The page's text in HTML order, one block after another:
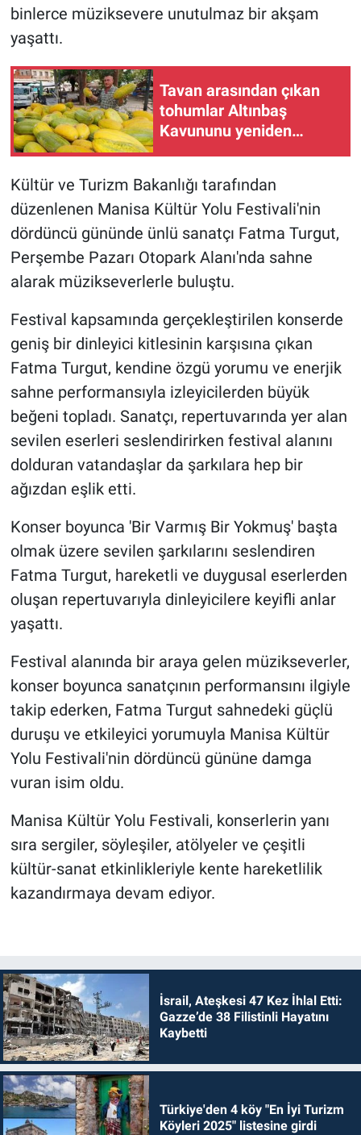
binlerce müziksevere unutulmaz bir akşam
yaşattı.
Tavan arasından çıkan
tohumlar Altınbaş
Kavununu yeniden
Kültür ve Turizm Bakanlığı tarafından
düzenlenen Manisa Kültür Yolu Festivali'nin
dördüncü gününde ünlü sanatçı Fatma Turgut,
Perşembe Pazarı Otopark Alanı'nda sahne
alarak müzikseverlerle buluştu.
Festival kapsamında gerçekleştirilen konserde
geniş bir dinleyici kitlesinin karşısına çıkan
Fatma Turgut, kendine özgü yorumu ve enerjik
sahne performansıyla izleyicilerden büyük
beğeni topladı. Sanatçı, repertuvarında yer alan
sevilen eserleri seslendirirken festival alanını
dolduran vatandaşlar da şarkılara hep bir
ağızdan eşlik etti.
Konser boyunca 'Bir Varmış Bir Yokmuş' başta
olmak üzere sevilen şarkılarını seslendiren
Fatma Turgut, hareketli ve duygusal eserlerden
oluşan repertuvarıyla dinleyicilere keyifli anlar
yaşattı.
Festival alanında bir araya gelen müzikseverler,
konser boyunca sanatçının performansını ilgiyle
takip ederken, Fatma Turgut sahnedeki güçlü
duruşu ve etkileyici yorumuyla Manisa Kültür
Yolu Festivali'nin dördüncü gününe damga
vuran isim oldu.
Manisa Kültür Yolu Festivali, konserlerin yanı
sıra sergiler, söyleşiler, atölyeler ve çeşitli
kültür-sanat etkinlikleriyle kente hareketlilik
kazandırmaya devam ediyor.
İsrail, Ateşkesi 47 Kez İhlal Etti:
Gazze’de 38 Filistinli Hayatını
Kaybetti
Türkiye'den 4 köy "En İyi Turizm
Köyleri 2025" listesine girdi